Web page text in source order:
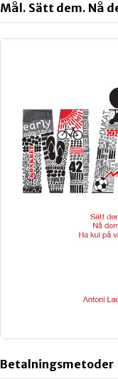
Mål. Sätt dem. Nå
Betalningsmetoder